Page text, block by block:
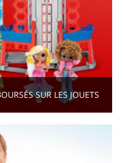
SUR LES JOUETS